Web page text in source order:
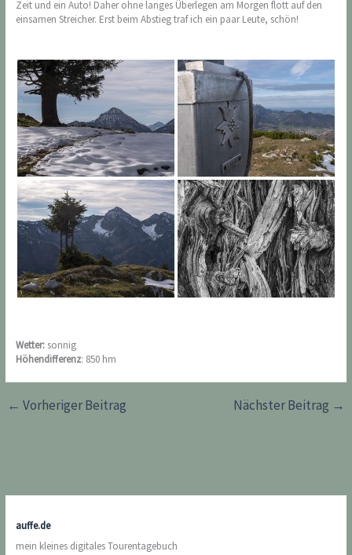
Zeit und ein Auto! Daher ohne langes Überlegen am Morgen flott auf den
einsamen Streicher. Erst beim Abstieg traf ich ein paar Leute, schön!
Wetter: sonnig
Höhendifferenz: 850 hm
← Vorheriger Beitrag Nächster Beitrag →
auffe.de
mein kleines digitales Tourentagebuch